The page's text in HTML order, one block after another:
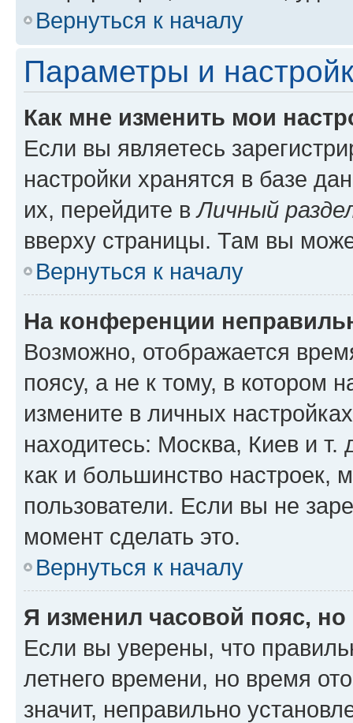
Вернуться к началу
Параметры и
Как мне изменить мои
Если вы являетесь
настройки хранятся в базе
их, перейдите вЛичный
вверху страницы. Там вы
Вернуться к началу
На конференции
Возможно, отображается
поясу, а не к тому, в котором
измените в личных
находитесь: Москва, Киев и т.
как и большинство настроек,
пользователи. Если вы не
момент сделать это.
Вернуться к началу
Я изменил часовой пояс,
Если вы уверены, что
летнего времени, но время
значит, неправильно